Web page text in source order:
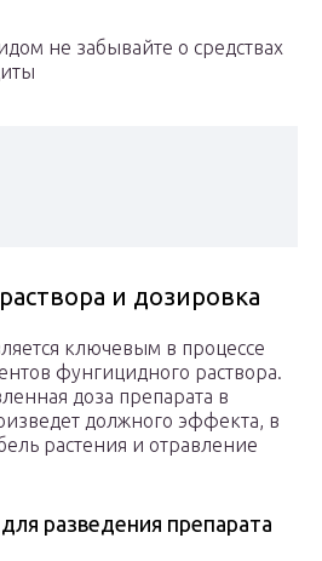
не забывайте о средствах
и дозировка
ключевым в процессе
фунгицидного раствора.
доза препарата в
должного эффекта, в
растения и отравление
разведения препарата